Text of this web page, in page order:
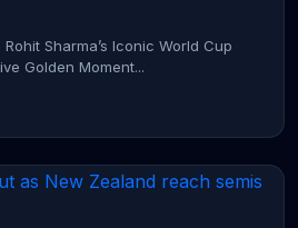
Sharma’s Iconic World Cup
Golden Moment...